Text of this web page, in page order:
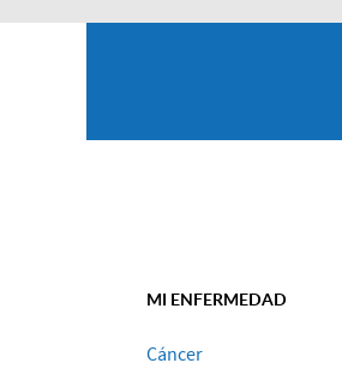
MI ENFERMEDAD
Cáncer